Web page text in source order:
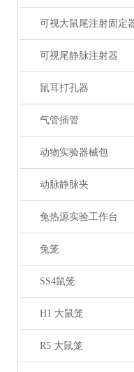
可视尾静脉注射器
鼠耳打孔器
气管插管
动物实验器械包
动脉静脉夹
兔热源实验工作台
兔笼
SS4鼠笼
H1 大鼠笼
R5 大鼠笼